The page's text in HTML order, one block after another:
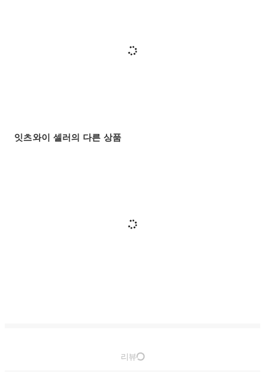
잇츠와이 셀러의 다른 상품
리뷰